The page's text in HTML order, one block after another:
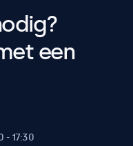
een
17:30